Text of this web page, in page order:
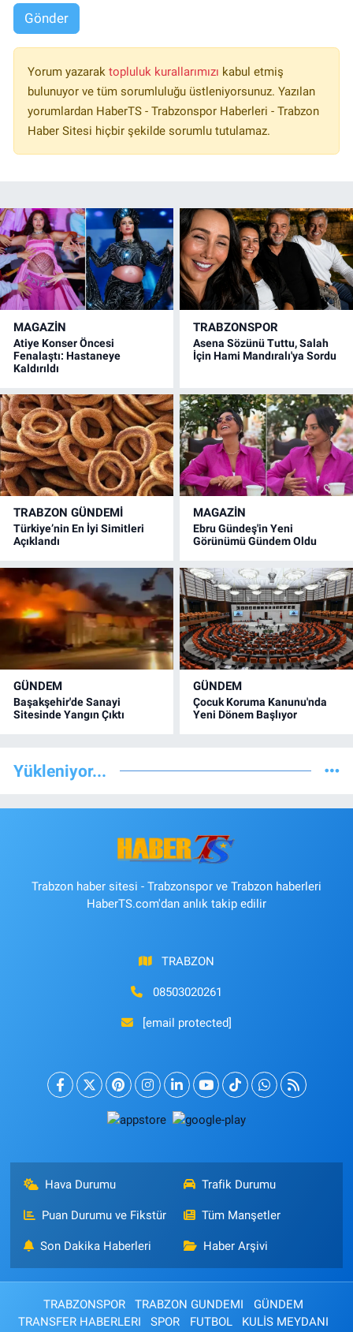
Gönder
Yorum yazarak topluluk kurallarımızı kabul etmiş
bulunuyor ve tüm sorumluluğu üstleniyorsunuz. Yazılan
yorumlardan HaberTS - Trabzonspor Haberleri - Trabzon
Haber Sitesi hiçbir şekilde sorumlu tutulamaz.
MAGAZİN
Atiye Konser Öncesi
Fenalaştı: Hastaneye
Kaldırıldı
TRABZONSPOR
Asena Sözünü Tuttu, Salah
İçin Hami Mandıralı'ya Sordu
TRABZON GÜNDEMİ
Türkiye’nin En İyi Simitleri
Açıklandı
MAGAZİN
Ebru Gündeş'in Yeni
Görünümü Gündem Oldu
GÜNDEM
Başakşehir'de Sanayi
Sitesinde Yangın Çıktı
GÜNDEM
Çocuk Koruma Kanunu'nda
Yeni Dönem Başlıyor
Yükleniyor...
Trabzon haber sitesi - Trabzonspor ve Trabzon haberleri
HaberTS.com'dan anlık takip edilir
TRABZON
08503020261
[email protected]
Hava Durumu Trafik Durumu
Puan Durumu ve Fikstür Tüm Manşetler
Son Dakika Haberleri Haber Arşivi
TRABZONSPOR TRABZON GUNDEMI
GÜNDEM
TRANSFER HABERLERI
SPOR FUTBOL
KULİS MEYDANI